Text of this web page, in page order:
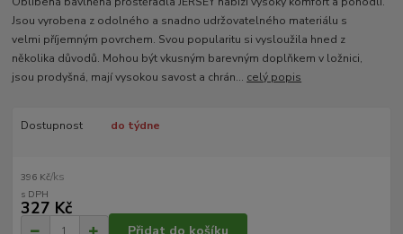
Jsou vyrobena z odolného a snadno udržovatelného materiálu s
velmi příjemným povrchem. Svou popularitu si vysloužila hned z
několika důvodů. Mohou být vkusným barevným doplňkem v ložnici,
jsou prodyšná, mají vysokou savost a chrán... celý popis
Dostupnost do týdne
396 Kč/ks
327 Kč